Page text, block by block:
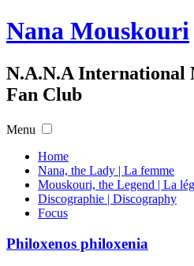
Nana Mouskouri
N.A.N.A International
Fan Club
Menu
Home
Nana, the Lady | La femme
Mouskouri, the Legend | La
Discographie | Discography
Focus
Philoxenos philoxenia